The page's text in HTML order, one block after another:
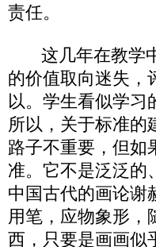
责任。
这几年在教学中
的价值取向迷失，
以。学生看似学习
所以，关于标准的
路子不重要，但如
准。它不是泛泛的
中国古代的画论谢
用笔，应物象形，
西，只要是画画似